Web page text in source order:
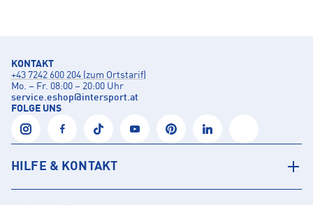
KONTAKT
+43 7242 600 204 (zum Ortstarif)
Mo. – Fr. 08:00 – 20:00 Uhr
service.eshop@intersport.at
FOLGE UNS
HILFE & KONTAKT